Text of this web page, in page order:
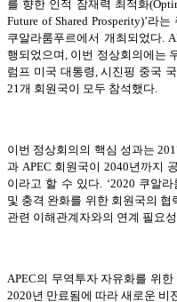
를 향한 인적 잠재력 최적화
Future of Shared Prosperity)’라
쿠알라룸푸르에서 개최되었다.
행되었으며, 이번 정상회의에는
럼프 미국 대통령, 시진핑 중국
21개 회원국이 모두 참석했다.
이번 정상회의의 핵심 성과는
과 APEC 회원국이 2040년까지
이라고 할 수 있다. ‘2020 쿠알
및 충격 완화를 위한 회원국의
관련 이해관계자와의 연계 필요
APEC의 무역투자 자유화를 위
2020년 만료됨에 따라 새로운 비